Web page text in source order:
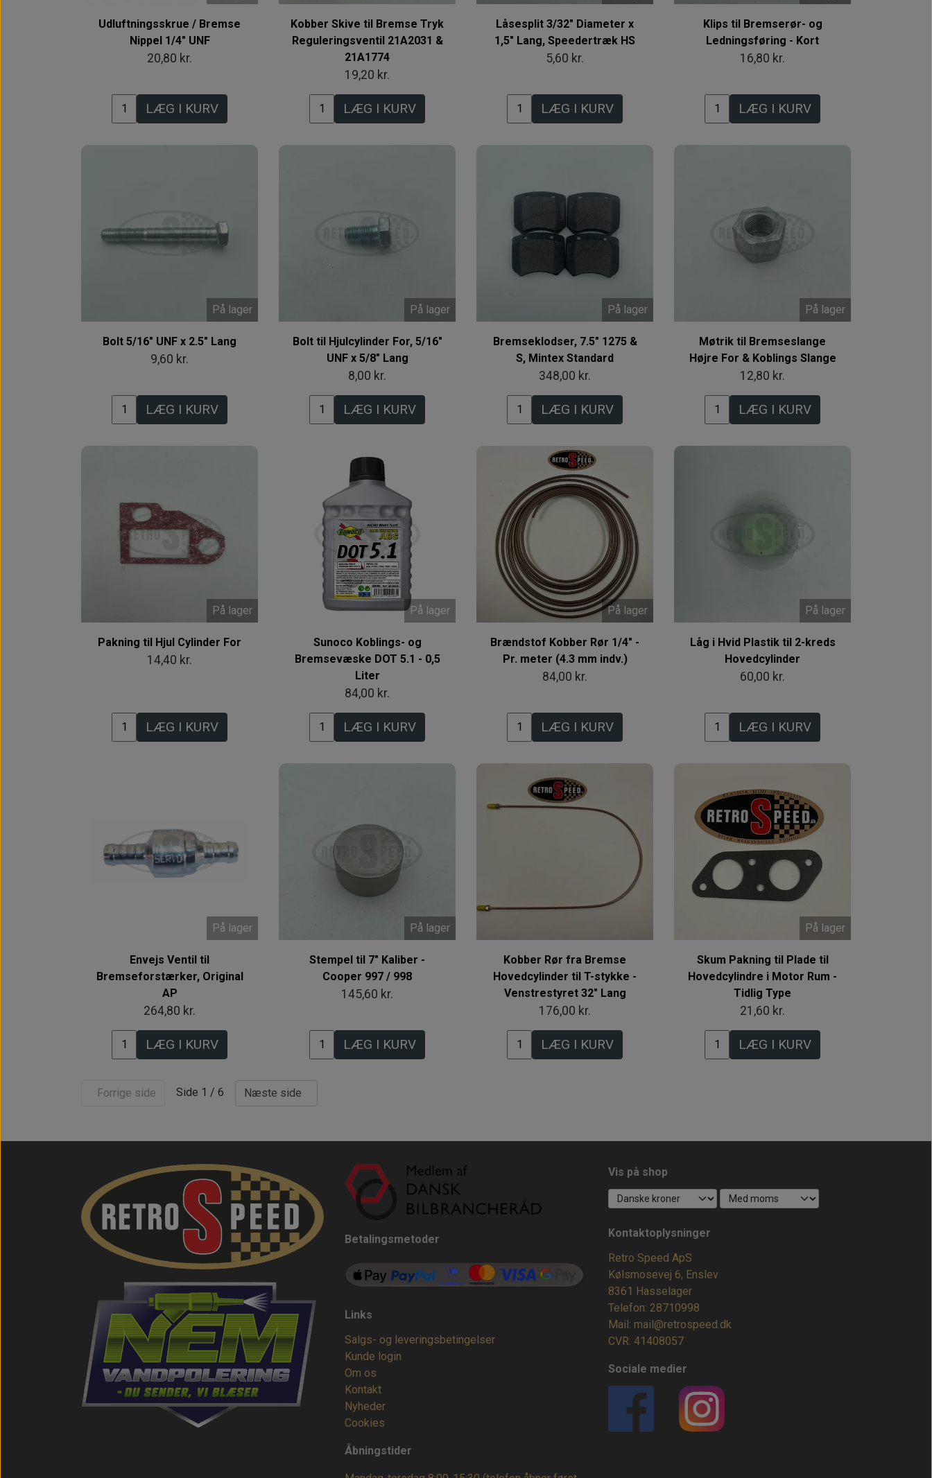
Udluftningsskrue / Bremse
Nippel 1/4" UNF
20,80 kr.
LÆG I KURV
Kobber Skive til Bremse Tryk
Reguleringsventil 21A2031 &
21A1774
19,20 kr.
LÆG I KURV
Låsesplit 3/32" Diameter x
1,5" Lang, Speedertræk HS
5,60 kr.
LÆG I KURV
Klips til Bremserør- og
Ledningsføring - Kort
16,80 kr.
LÆG I KURV
På lager
Bolt 5/16" UNF x 2.5" Lang
9,60 kr.
LÆG I KURV
På lager
Bolt til Hjulcylinder For, 5/16"
UNF x 5/8" Lang
8,00 kr.
LÆG I KURV
På lager
Bremseklodser, 7.5" 1275 &
S, Mintex Standard
348,00 kr.
LÆG I KURV
På lager
Møtrik til Bremseslange
Højre For & Koblings Slange
12,80 kr.
LÆG I KURV
På lager
Pakning til Hjul Cylinder For
14,40 kr.
LÆG I KURV
På lager
Sunoco Koblings- og
Bremsevæske DOT 5.1 - 0,5
Liter
84,00 kr.
LÆG I KURV
På lager
Brændstof Kobber Rør 1/4" -
Pr. meter (4.3 mm indv.)
84,00 kr.
LÆG I KURV
På lager
Låg i Hvid Plastik til 2-kreds
Hovedcylinder
60,00 kr.
LÆG I KURV
På lager
Envejs Ventil til
Bremseforstærker, Original
AP
264,80 kr.
LÆG I KURV
På lager
Stempel til 7" Kaliber -
Cooper 997 / 998
145,60 kr.
LÆG I KURV
Kobber Rør fra Bremse
Hovedcylinder til T-stykke -
Venstrestyret 32" Lang
176,00 kr.
LÆG I KURV
På lager
Skum Pakning til Plade til
Hovedcylindre i Motor Rum -
Tidlig Type
21,60 kr.
LÆG I KURV
Forrige side Side 1 / 6 Næste side
Betalingsmetoder
Links
Salgs- og leveringsbetingelser
Kunde login
Om os
Kontakt
Nyheder
Cookies
Åbningstider
Vis på shop
Kontaktoplysninger
Retro Speed ApS
Kølsmosevej 6, Enslev
8361 Hasselager
Telefon: 28710998
Mail: mail@retrospeed.dk
CVR: 41408057
Sociale medier